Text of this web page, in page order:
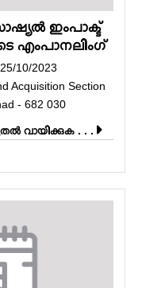
ഇംപാക്ട്
എംപാനലിംഗ്
25/10/2023
Acquisition Section
- 682 030
വായിക്കുക . . .